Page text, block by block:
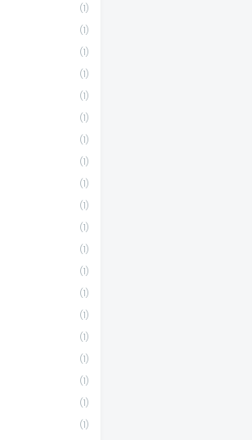
(1)
(1)
(1)
(1)
(1)
(1)
(1)
(1)
(1)
(1)
(1)
(1)
(1)
(1)
(1)
(1)
(1)
(1)
(1)
(1)